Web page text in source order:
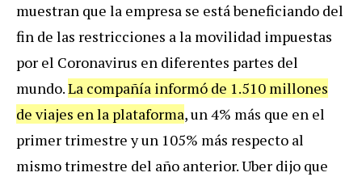
muestran que la empresa se está beneficiando del
fin de las restricciones a la movilidad impuestas
por el Coronavirus en diferentes partes del
mundo.La compañía informó de 1.510 millones
de viajes en la plataforma, un 4% más que en el
primer trimestre y un 105% más respecto al
mismo trimestre del año anterior. Uber dijo que